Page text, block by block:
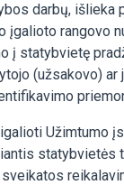
darbų, išlieka
įgalioto rangovo
į statybvietę
(užsakovo) ar
Užimtumo
statybvietės